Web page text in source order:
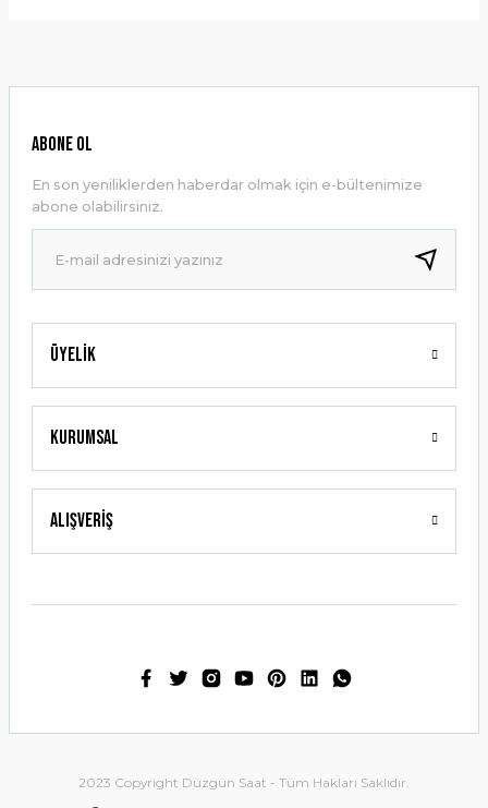
Ürün resmi kalitesiz, bozuk veya görüntülenemiyor.
Ürün bilgilerinde hatalar bulunuyor.
Ürün fiyatı diğer sitelerden daha pahalı.
Bu ürüne benzer farklı alternatifler olmalı.
Gönder
Üyelik
Kurumsal
Alışveriş
ABONE OL
En son yeniliklerden haberdar olmak için e-bültenimize
abone olabilirsiniz.
2023 Copyright Düzgün Saat - Tüm Hakları Saklıdır.